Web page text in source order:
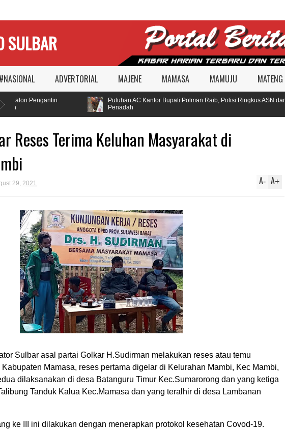
SULBAR
#NASIONAL ADVERTORIAL MAJENE MAMASA MAMUJU MATENG
Calon Pengantin
Puluhan AC Kantor Bupati Polman Raib, Polisi Ringkus ASN dan
Penadah
Reses Terima Keluhan Masyarakat di
29, 2021 A+
A-
Sulbar asal partai Golkar H.Sudirman melakukan reses atau temu
Mamasa, reses pertama digelar di Kelurahan Mambi, Kec Mambi,
dilaksanakan di desa Batanguru Timur Kec.Sumarorong dan yang ketiga
Tanduk Kalua Kec.Mamasa dan yang teralhir di desa Lambanan
ke III ini dilakukan dengan menerapkan protokol kesehatan Covod-19.